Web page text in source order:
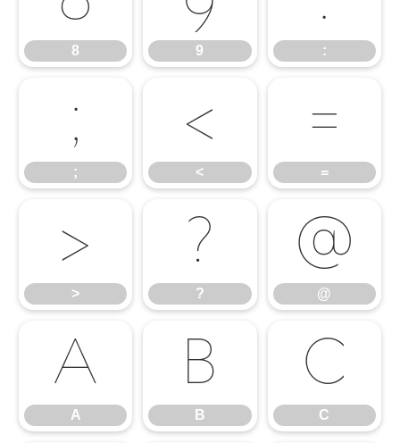
8 9 :
;
;
<
<
=
=
>
>
?
?
@
@
A
A
B
B
C
C